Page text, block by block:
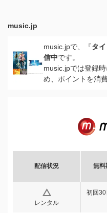
music.jp
music.jpで、『タ
信中です。
music.jpでは登録
め、ポイントを消
配信状況 無料
レンタル
初回